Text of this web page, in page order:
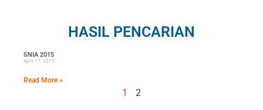
HASIL PENCARIAN
SNIA 2015
April 17, 2015
Read More »
1 2